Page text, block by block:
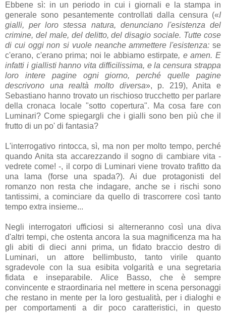
Ebbene sì: in un periodo in cui i giornali e la stampa in
generale sono pesantemente controllati dalla censura («I
gialli, per loro stessa natura, denunciano l'esistenza del
crimine, del male, del delitto, del disagio sociale. Tutte cose
di cui oggi non si vuole neanche ammettere l'esistenza: se
c'erano, c'erano prima; noi le abbiamo estirpate, e amen. E
infatti i giallisti hanno vita difficilissima, e la censura strappa
loro intere pagine ogni giorno, perché quelle pagine
descrivono una realtà molto diversa», p. 219), Anita e
Sebastiano hanno trovato un rischioso trucchetto per parlare
della cronaca locale "sotto copertura". Ma cosa fare con
Luminari? Come spiegargli che i gialli sono ben più che il
frutto di un po' di fantasia?
L'interrogativo rintocca, sì, ma non per molto tempo, perché
quando Anita sta accarezzando il sogno di cambiare vita -
vedrete come! -, il corpo di Luminari viene trovato trafitto da
una lama (forse una spada?). Ai due protagonisti del
romanzo non resta che indagare, anche se i rischi sono
tantissimi, a cominciare da quello di trascorrere così tanto
tempo extra insieme...
Negli interrogatori ufficiosi si alterneranno così una diva
d'altri tempi, che ostenta ancora la sua magnificenza ma ha
gli abiti di dieci anni prima, un fidato braccio destro di
Luminari, un attore bellimbusto, tanto virile quanto
sgradevole con la sua esibita volgarità e una segretaria
fidata e inseparabile. Alice Basso, che è sempre
convincente e straordinaria nel mettere in scena personaggi
che restano in mente per la loro gestualità, per i dialoghi e
per comportamenti a dir poco caratteristici, in questo